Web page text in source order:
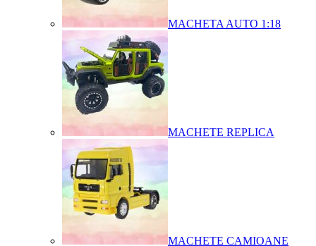
MACHETA AUTO 1:18
MACHETE REPLICA
MACHETE CAMIOANE